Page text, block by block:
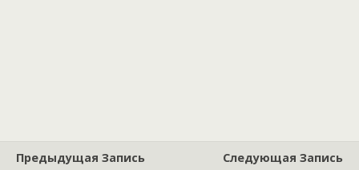
Предыдущая Запись
Следующая Запись